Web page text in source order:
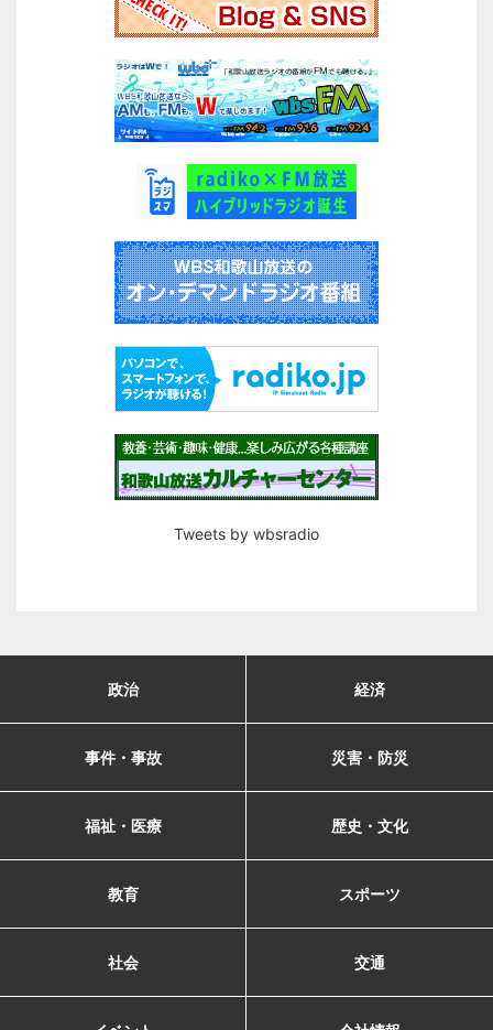
Tweets by wbsradio
政治 経済
事件・事故 災害・防災
福祉・医療 歴史・文化
教育 スポーツ
社会 交通